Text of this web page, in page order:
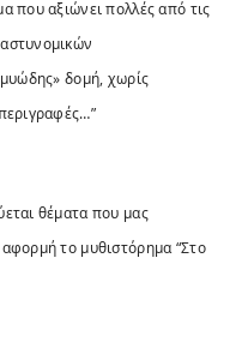
που αξιώνει πολλές από τις
δομή, χωρίς
θέματα που μας
το μυθιστόρημα “Στο